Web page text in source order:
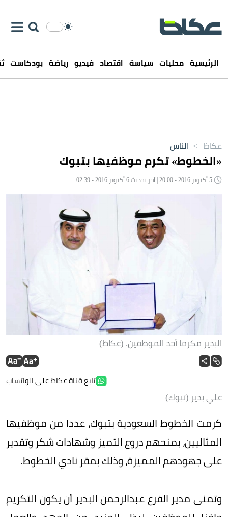
الرئيسية محليات سياسة اقتصاد فيديو رياضة بودكاست
عكاظ > الناس
«الخطوط» تكرم موظفيها بتبوك
البدير مكرما أحد الموظفين. (عكاظ)
تابع قناة عكاظ على الواتساب
علي بدير (تبوك)
كرمت الخطوط السعودية بتبوك، عددا من موظفيها
المثاليين، بمنحهم دروع التميز وشهادات شكر وتقدير
على جهودهم المميزة، وذلك بمقر نادي الخطوط.
وتمنى مدير الفرع عبدالرحمن البدير أن يكون التكريم